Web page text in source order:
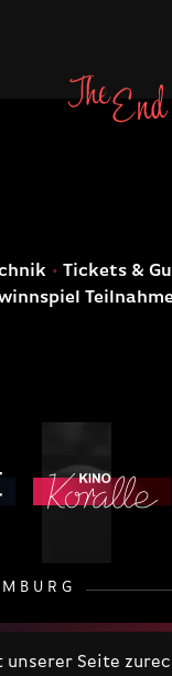
Seite
Tickets &